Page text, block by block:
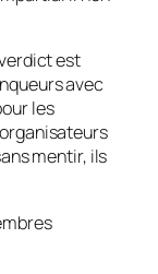
est
avec
les
mentir, ils